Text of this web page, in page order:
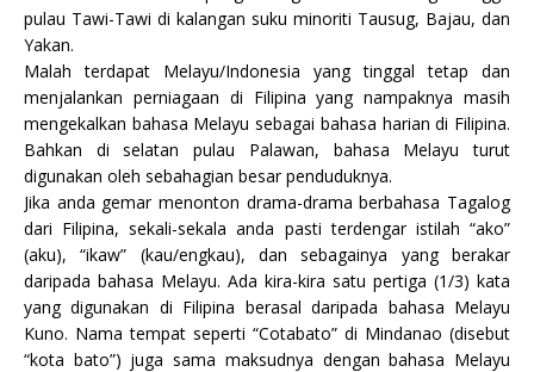
pulau Tawi-Tawi di kalangan suku minoriti Tausug, Bajau, dan
Yakan.
Malah terdapat Melayu/Indonesia yang tinggal tetap dan
menjalankan perniagaan di Filipina yang nampaknya masih
mengekalkan bahasa Melayu sebagai bahasa harian di Filipina.
Bahkan di selatan pulau Palawan, bahasa Melayu turut
digunakan oleh sebahagian besar penduduknya.
Jika anda gemar menonton drama-drama berbahasa Tagalog
dari Filipina, sekali-sekala anda pasti terdengar istilah “ako”
(aku), “ikaw” (kau/engkau), dan sebagainya yang berakar
daripada bahasa Melayu. Ada kira-kira satu pertiga (1/3) kata
yang digunakan di Filipina berasal daripada bahasa Melayu
Kuno. Nama tempat seperti “Cotabato” di Mindanao (disebut
“kota bato”) juga sama maksudnya dengan bahasa Melayu